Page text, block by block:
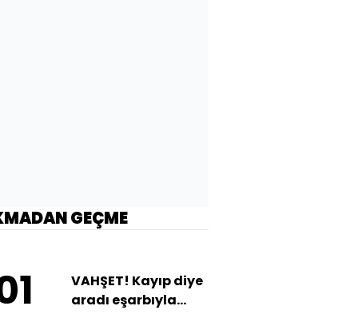
GEÇME
VAHŞET! Kayıp diye
aradı eşarbıyla